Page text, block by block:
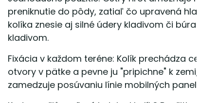
preniknutie do pôdy, zatiaľ čo upravená hlava
kolíka znesie aj silné údery kladivom či búracím
kladivom.
Fixácia v každom teréne: Kolík prechádza cez
otvory v pätke a pevne ju "pripichne" k zemi, čím
zamedzuje posúvaniu línie mobilných panelov.